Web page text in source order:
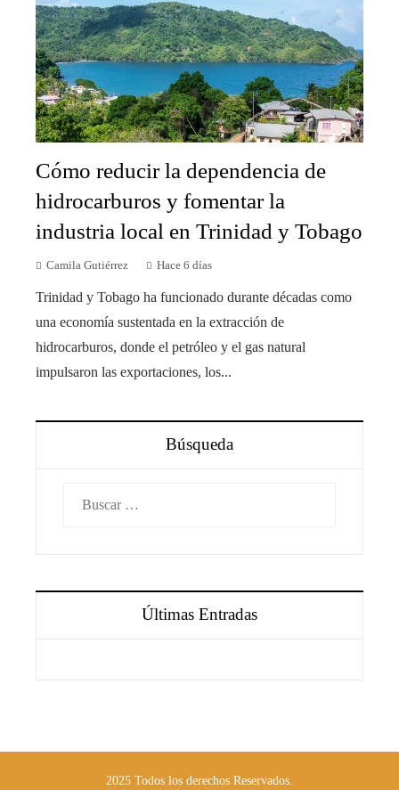
Cómo reducir la dependencia de
hidrocarburos y fomentar la
industria local en Trinidad y Tobago
Camila Gutiérrez Hace 6 días
Trinidad y Tobago ha funcionado durante décadas como
una economía sustentada en la extracción de
hidrocarburos, donde el petróleo y el gas natural
impulsaron las exportaciones, los...
Búsqueda
Últimas Entradas
2025 Todos los derechos Reservados.